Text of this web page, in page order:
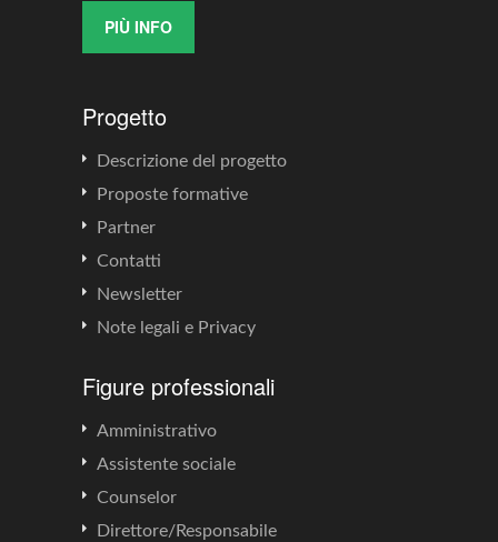
PIÙ INFO
Progetto
Descrizione del progetto
Proposte formative
Partner
Contatti
Newsletter
Note legali e Privacy
Figure professionali
Amministrativo
Assistente sociale
Counselor
Direttore/Responsabile